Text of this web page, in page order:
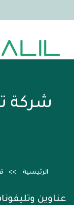
شركة
الرئيسية
عناوين